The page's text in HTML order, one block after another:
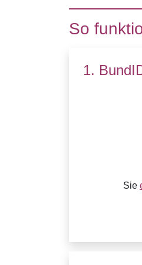
So
1.
Sie